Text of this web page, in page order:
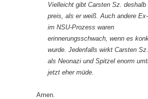
Vielleicht gibt Carsten Sz. deshalb
preis, als er weiß. Auch andere
im NSU-Prozess waren
erinnerungsschwach, wenn es
wurde. Jedenfalls wirkt Carsten
als Neonazi und Spitzel enorm
jetzt eher müde.
Amen.